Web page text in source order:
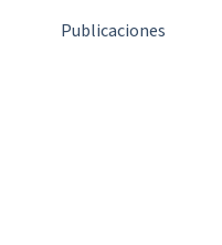
Publicaciones